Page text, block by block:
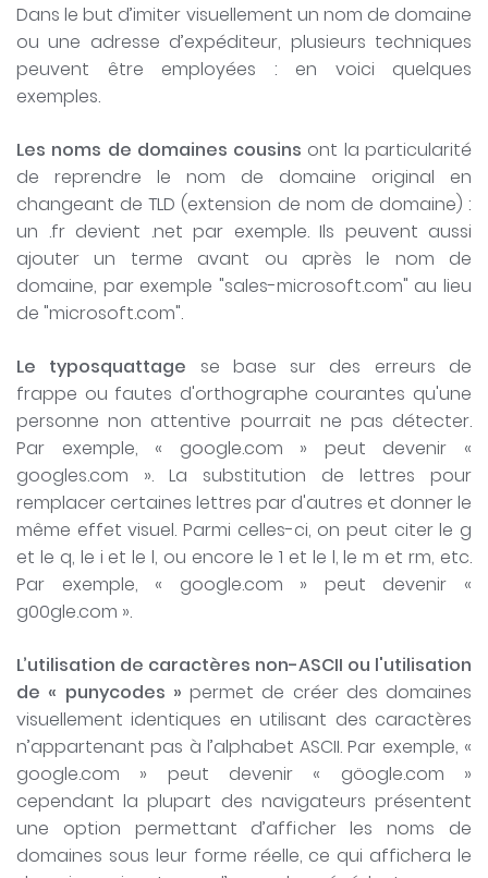
Dans le but d’imiter visuellement un nom de domaine
ou une adresse d’expéditeur, plusieurs techniques
peuvent être employées : en voici quelques
exemples.
Les noms de domaines cousins ont la particularité
de reprendre le nom de domaine original en
changeant de TLD (extension de nom de domaine) :
un .fr devient .net par exemple. Ils peuvent aussi
ajouter un terme avant ou après le nom de
domaine, par exemple "sales-microsoft.com" au lieu
de "microsoft.com".
Le typosquattage se base sur des erreurs de
frappe ou fautes d'orthographe courantes qu'une
personne non attentive pourrait ne pas détecter.
Par exemple, « google.com » peut devenir «
googles.com ». La substitution de lettres pour
remplacer certaines lettres par d'autres et donner le
même effet visuel. Parmi celles-ci, on peut citer le g
et le q, le i et le l, ou encore le 1 et le l, le m et rm, etc.
Par exemple, « google.com » peut devenir «
g00gle.com ».
L’utilisation de caractères non-ASCII ou l'utilisation
de « punycodes » permet de créer des domaines
visuellement identiques en utilisant des caractères
n’appartenant pas à l’alphabet ASCII. Par exemple, «
google.com » peut devenir « göogle.com »
cependant la plupart des navigateurs présentent
une option permettant d’afficher les noms de
domaines sous leur forme réelle, ce qui affichera le